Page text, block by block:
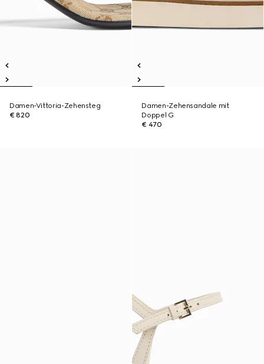
Damen-Vittoria-Zehensteg
€ 820
Damen-Zehensandale mit
Doppel G
€ 470